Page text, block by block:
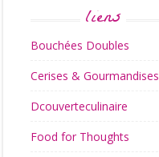
liens
Bouchées Doubles
Cerises & Gourmandises
Dcouverteculinaire
Food for Thoughts